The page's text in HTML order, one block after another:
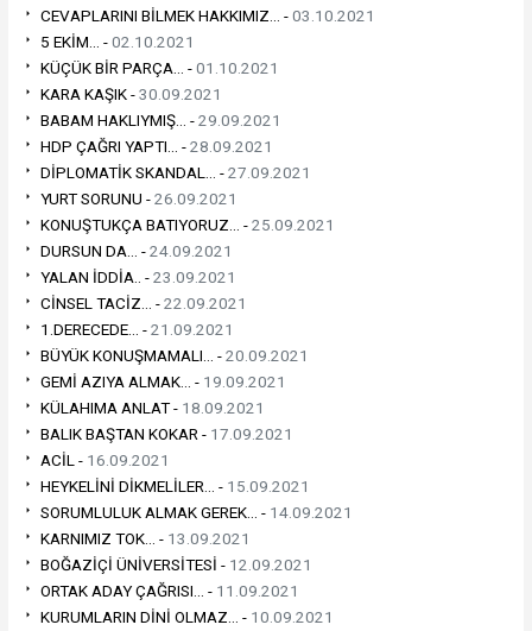
CEVAPLARINI BİLMEK HAKKIMIZ... -03.10.2021
5 EKİM... -02.10.2021
KÜÇÜK BİR PARÇA... -01.10.2021
KARA KAŞIK -30.09.2021
BABAM HAKLIYMIŞ... -29.09.2021
HDP ÇAĞRI YAPTI... -28.09.2021
DİPLOMATİK SKANDAL... -27.09.2021
YURT SORUNU -26.09.2021
KONUŞTUKÇA BATIYORUZ... -25.09.2021
DURSUN DA... -24.09.2021
YALAN İDDİA.. -23.09.2021
CİNSEL TACİZ... -22.09.2021
1.DERECEDE... -21.09.2021
BÜYÜK KONUŞMAMALI... -20.09.2021
GEMİ AZIYA ALMAK... - 19.09.2021
KÜLAHIMA ANLAT - 18.09.2021
BALIK BAŞTAN KOKAR - 17.09.2021
ACİL - 16.09.2021
HEYKELİNİ DİKMELİLER... - 15.09.2021
SORUMLULUK ALMAK GEREK... - 14.09.2021
KARNIMIZ TOK... - 13.09.2021
BOĞAZİÇİ ÜNİVERSİTESİ - 12.09.2021
ORTAK ADAY ÇAĞRISI... - 11.09.2021
KURUMLARIN DİNİ OLMAZ... - 10.09.2021